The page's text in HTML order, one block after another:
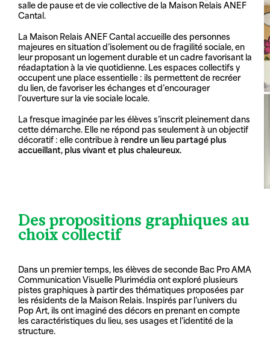
salle de pause et de vie collective de la Maison Relais ANEF
Cantal.
La Maison Relais ANEF Cantal accueille des personnes
majeures en situation d’isolement ou de fragilité sociale, en
leur proposant un logement durable et un cadre favorisant la
réadaptation à la vie quotidienne. Les espaces collectifs y
occupent une place essentielle : ils permettent de recréer
du lien, de favoriser les échanges et d’encourager
l’ouverture sur la vie sociale locale.
La fresque imaginée par les élèves s’inscrit pleinement dans
cette démarche. Elle ne répond pas seulement à un objectif
décoratif : elle contribue à rendre un lieu partagé plus
accueillant, plus vivant et plus chaleureux.
Des propositions graphiques au
choix collectif
Dans un premier temps, les élèves de seconde Bac Pro AMA
Communication Visuelle Plurimédia ont exploré plusieurs
pistes graphiques à partir des thématiques proposées par
les résidents de la Maison Relais. Inspirés par l’univers du
Pop Art, ils ont imaginé des décors en prenant en compte
les caractéristiques du lieu, ses usages et l’identité de la
structure.